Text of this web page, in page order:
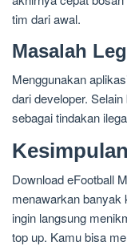
tim dari awal.
Masalah
Menggunakan
dari developer.
sebagai tindakan
Kesimpulan
Download eFootball
menawarkan banyak
ingin langsung
top up. Kamu bisa